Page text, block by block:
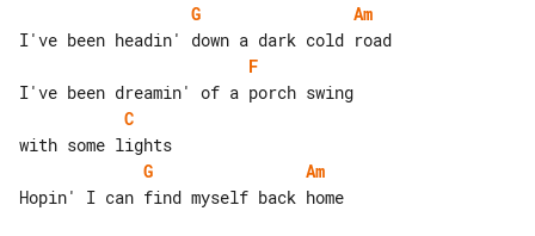
G
Am
F
C
G
Am
Hopin' I can find myself back home